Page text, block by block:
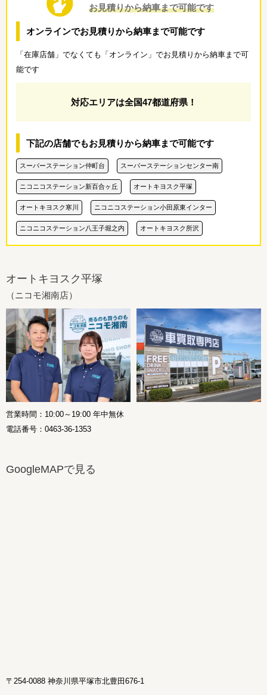
お見積りから納車まで可能です
オンラインでお見積りから納車まで可能です
「在庫店舗」でなくても「オンライン」でお見積りから納車まで可
能です
対応エリアは全国47都道府県！
下記の店舗でもお見積りから納車まで可能です
スーパーステーション仲町台 スーパーステーションセンター南
ニコニコステーション新百合ヶ丘 オートキヨスク平塚
オートキヨスク寒川 ニコニコステーション小田原東インター
ニコニコステーション八王子堀之内 オートキヨスク所沢
オートキヨスク平塚
（ニコモ湘南店）
営業時間：10:00～19:00 年中無休
電話番号：0463-36-1353
GoogleMAPで見る
〒254-0088 神奈川県平塚市北豊田676-1